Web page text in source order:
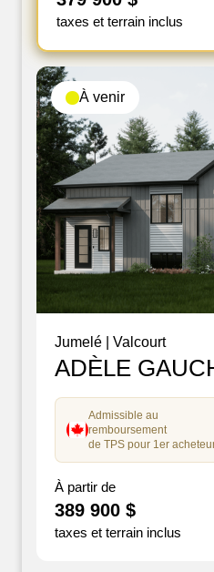
taxes et terrain inclus
À venir
Jumelé Valcourt
ADÈLE
Admissible au
remboursement
de TPS pour 1er
À partir de
389 900 $
taxes et terrain inclus